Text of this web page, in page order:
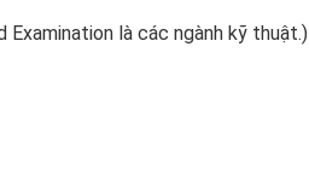
Examination là các ngành kỹ thuật.)